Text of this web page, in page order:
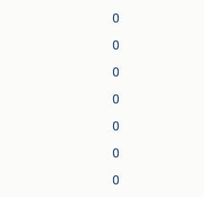
0
0
0
0
0
0
0